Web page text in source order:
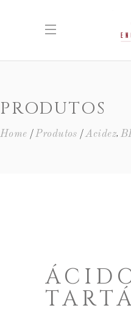
PRODUTOS
Home Produtos Acidez,